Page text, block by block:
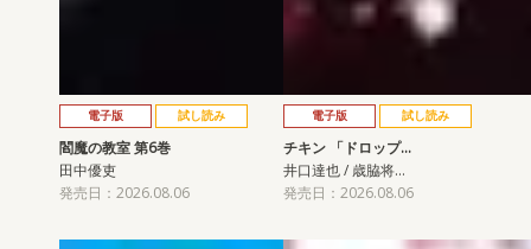
電子版 試し読み
閻魔の教室 第6巻
田中優吏
発売日：2026.08.06
電子版 試し読み
チキン 「ドロップ…
井口達也 / 歳脇将…
発売日：2026.08.06